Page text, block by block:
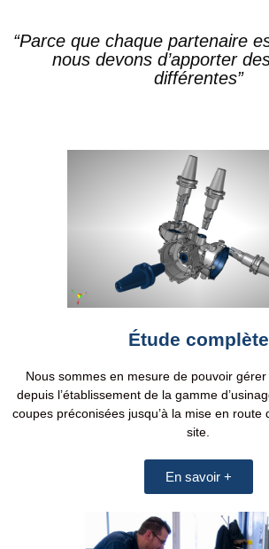
“Parce que chaque partenaire
nous devons d’apporter
différentes”
Étude complète
Nous sommes en mesure de pouvoir gérer
depuis l’établissement de la gamme
coupes préconisées jusqu’à la mise en route
site.
En savoir +